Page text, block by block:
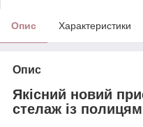
Опис Характеристики
Опис
Якісний новий
стелаж із